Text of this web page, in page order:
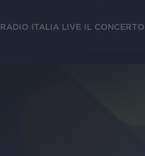
RADIO ITALIA LIVE IL CONCERTO